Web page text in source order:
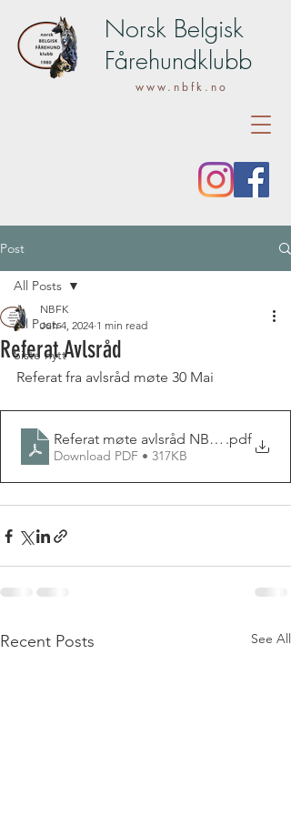
Norsk Belgisk
Fårehundklubb
www.nbfk.no
Post
All Posts
Siste nytt
All Posts
Referat Avlsråd
NBFK
Jun 4, 2024 1 min read
Referat fra avlsråd møte 30 Mai
Referat møte avlsråd NBFK 30 mai
.pdf
Download PDF • 317KB
Recent Posts See All